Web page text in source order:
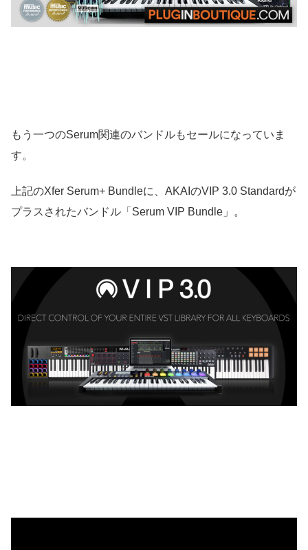
もう一つのSerum関連のバンドルもセールになっていま
す。
上記のXfer Serum+ Bundleに、AKAIのVIP 3.0 Standardが
プラスされたバンドル「Serum VIP Bundle」。